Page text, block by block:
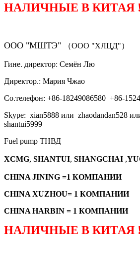
НАЛИЧНЫЕ В КИТАЯ
ООО "МШТЭ" （ООО "ХЛЦД"）
Гине. директор: Семён Лю
Директор.: Мария Чжао
Со.телефон: +86-18249086580 +86-
Skype: xian5888 или zhaodandan528
shantui5999
Fuel pump ТНВД
XCMG, SHANTUI, SHANGCHAI ,
CHINA JINING =1 КОМПАНИИ
CHINA XUZHOU= 1 КОМПАНИИ
CHINA HARBIN = 1 КОМПАНИИ
НАЛИЧНЫЕ В КИТАЯ